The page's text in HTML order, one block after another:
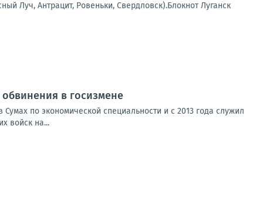
Луч, Антрацит, Ровеньки, Свердловск).Блокнот Луганск
обвинения в госизмене
по экономической специальности и с 2013 года служил
войск на...